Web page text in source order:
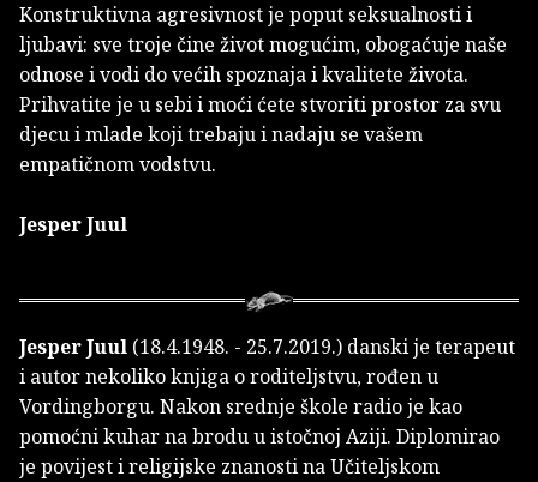
Konstruktivna agresivnost je poput seksualnosti i
ljubavi: sve troje čine život mogućim, obogaćuje naše
odnose i vodi do većih spoznaja i kvalitete života.
Prihvatite je u sebi i moći ćete stvoriti prostor za svu
djecu i mlade koji trebaju i nadaju se vašem
empatičnom vodstvu.
Jesper Juul
Jesper Juul (18.4.1948. - 25.7.2019.) danski je terapeut
i autor nekoliko knjiga o roditeljstvu, rođen u
Vordingborgu. Nakon srednje škole radio je kao
pomoćni kuhar na brodu u istočnoj Aziji. Diplomirao
je povijest i religijske znanosti na Učiteljskom